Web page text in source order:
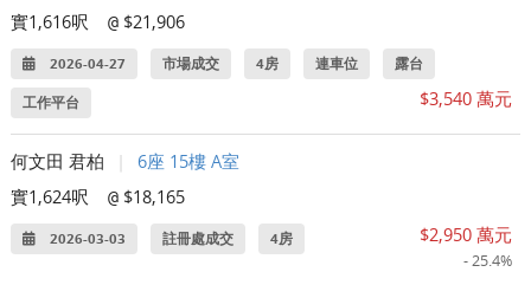
實1,616呎
@ $21,906
2026-04-27 市場成交 4房 連車位 露台
工作平台 $3,540 萬元
何文田 君柏
6座 15樓 A室
實1,624呎
@ $18,165
2026-03-03 註冊處成交 4房 $2,950 萬元
- 25.4%